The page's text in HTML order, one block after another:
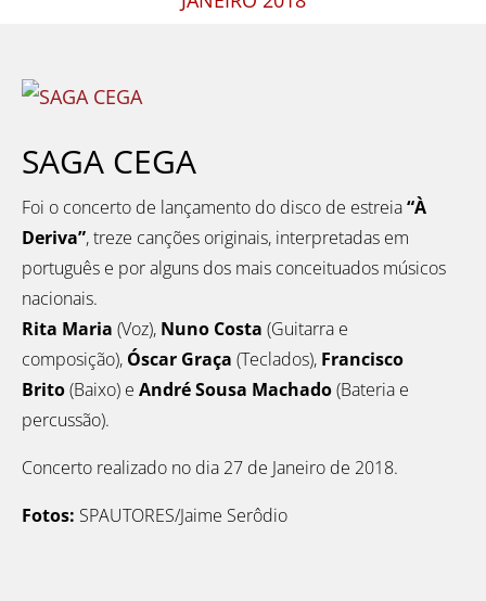
SAGA CEGA
Foi o concerto de lançamento do disco de estreia“À
Deriva”, treze canções originais, interpretadas em
português e por alguns dos mais conceituados músicos
nacionais.
Rita Maria (Voz), Nuno Costa (Guitarra e
composição), Óscar Graça (Teclados), Francisco
Brito(Baixo) e André Sousa Machado(Bateria e
percussão).
Concerto realizado no dia 27 de Janeiro de 2018.
Fotos: SPAUTORES/Jaime Serôdio